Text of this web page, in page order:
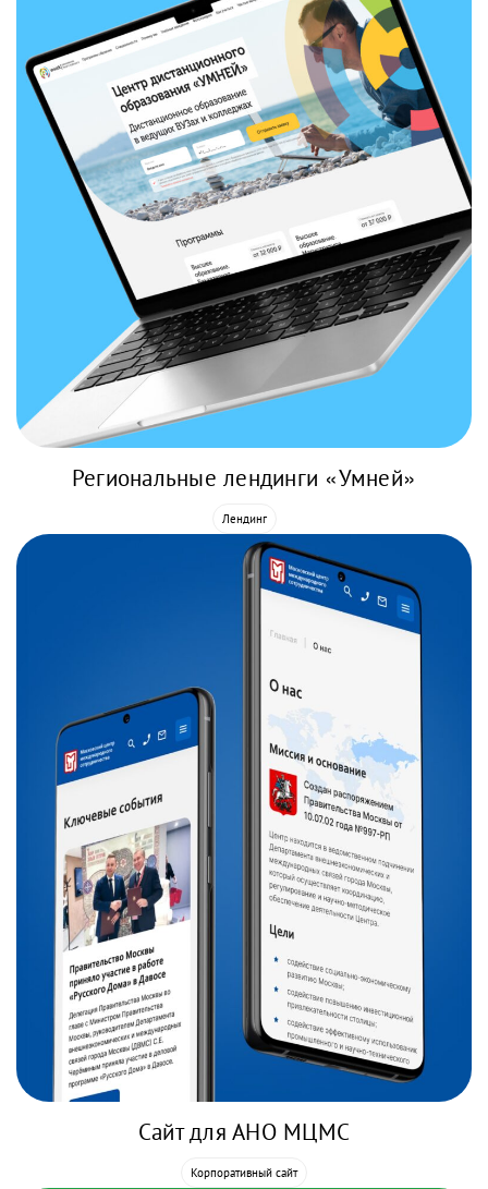
Региональные лендинги «Умней»
Лендинг
Сайт для АНО МЦМС
Корпоративный сайт